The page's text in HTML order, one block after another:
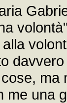
me una